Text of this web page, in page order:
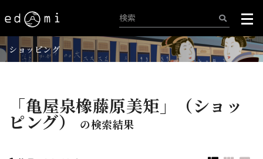
ショッピング
「亀屋泉橡藤原美矩」（ショッ
ピング） の検索結果